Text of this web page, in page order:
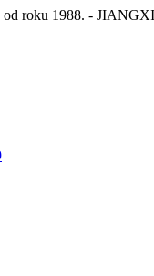
od roku 1988. -